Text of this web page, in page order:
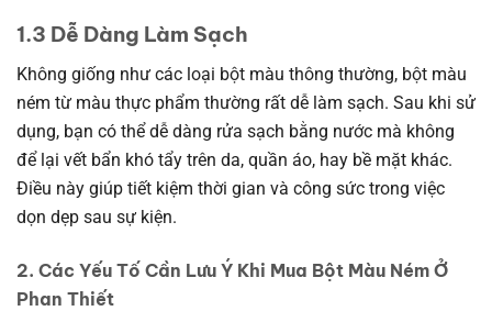
1.3 Dễ Dàng Làm Sạch
Không giống như các loại bột màu thông thường, bột màu
ném từ màu thực phẩm thường rất dễ làm sạch. Sau khi sử
dụng, bạn có thể dễ dàng rửa sạch bằng nước mà không
để lại vết bẩn khó tẩy trên da, quần áo, hay bề mặt khác.
Điều này giúp tiết kiệm thời gian và công sức trong việc
dọn dẹp sau sự kiện.
2. Các Yếu Tố Cần Lưu Ý Khi Mua Bột Màu Ném Ở
Phan Thiết